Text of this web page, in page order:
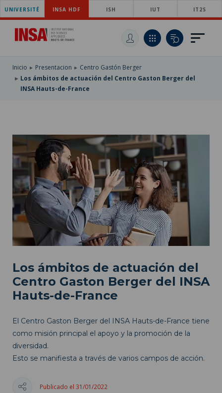
SKIP
TO
MAIN
NAVIGATION
PASAR
CONTENIDO
SKIP
UNIVERSITÉ INSA HDF ISH IUT IT2S
Inicio Presentacion
Centro Gastón Berger
Los ámbitos de actuación del Centro Gaston Berger del
INSA Hauts-de-France
Los ámbitos de actuación del
Centro Gaston Berger del INSA
Hauts-de-France
El Centro Gaston Berger del INSA Hauts-de-France tiene
como misión principal el apoyo y la promoción de la
diversidad.
Esto se manifiesta a través de varios campos de acción.
Publicado el 31/01/2022